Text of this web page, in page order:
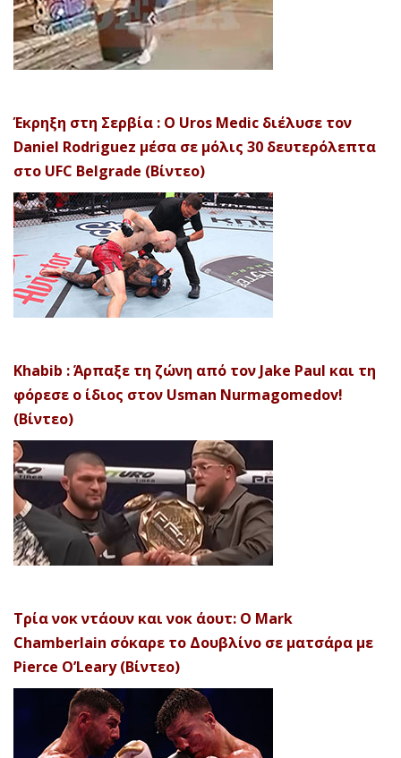
Έκρηξη στη Σερβία : Ο Uros Medic διέλυσε τον
Daniel Rodriguez μέσα σε μόλις 30 δευτερόλεπτα
στο UFC Belgrade (Βίντεο)
Khabib : Άρπαξε τη ζώνη από τον Jake Paul και τη
φόρεσε ο ίδιος στον Usman Nurmagomedov!
(Βίντεο)
Τρία νοκ ντάουν και νοκ άουτ: Ο Mark
Chamberlain σόκαρε το Δουβλίνο σε ματσάρα με
Pierce O’Leary (Βίντεο)